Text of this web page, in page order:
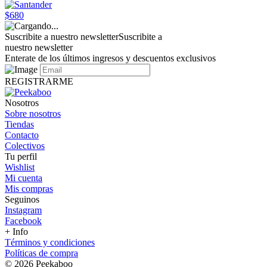
$680
Suscribite a nuestro newsletterSuscribite a
nuestro newsletter
Enterate de los últimos ingresos y descuentos exclusivos
REGISTRARME
Nosotros
Sobre nosotros
Tiendas
Contacto
Colectivos
Tu perfil
Wishlist
Mi cuenta
Mis compras
Seguinos
Instagram
Facebook
+ Info
Términos y condiciones
Políticas de compra
© 2026 Peekaboo